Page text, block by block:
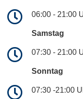
06:00 - 21:00
Samstag
07:30 - 21:00
Sonntag
07:30 -21:00